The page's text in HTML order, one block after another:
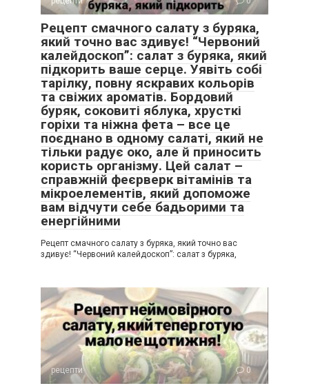
Рецепт смачного салату з буряка,
який точно вас здивує! “Червоний
калейдоскоп”: салат з буряка, який
підкорить ваше серце. Уявіть собі
тарілку, повну яскравих кольорів
та свіжих ароматів. Бордовий
буряк, соковиті яблука, хрусткі
горіхи та ніжна фета – все це
поєднано в одному салаті, який не
тільки радує око, але й приносить
користь організму. Цей салат –
справжній феєрверк вітамінів та
мікроелементів, який допоможе
вам відчути себе бадьорими та
енергійними
Рецепт смачного салату з буряка, який точно вас
здивує! “Червоний калейдоскоп”: салат з буряка,
рецепти 0